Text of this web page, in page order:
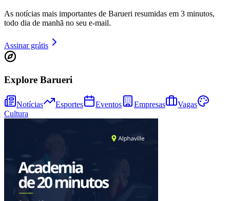
Bragantino
As notícias mais importantes de Barueri resumidas em 3 minutos,
todo dia de manhã no seu e-mail.
Assinar grátis
Explore Barueri
Notícias Esportes Eventos Empresas
Vagas
Cultura